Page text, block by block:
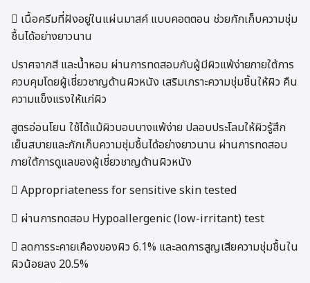
 เนื้อครีมที่ฝังอยู่ในแผ่นมาสค์ แบบคอตตอน ช่วยกักเก็บความชุ่ม
ชื้นได้อย่างยาวนาน
ปราศจากสี และน้ำหอม ผ่านการทดสอบกับผู้มีผิวแพ้ง่ายภายใต้การ
ควบคุมโดยผู้เชี่ยวชาญด้านผิวหนัง เสริมเกราะความชุ่มชิ้นให้ผิว คืน
ความแข็งแรงให้แก่ผิว
สูตรอ่อนโยน ใช้ได้แม้ผิวบอบบางแพ้ง่าย ปลอบประโลมให้ผิวรู้สึก
เย็นสบายและกักเก็บความชุ่มชื้นได้อย่างยาวนาน ผ่านการทดสอบ
ภายใต้การดูแลของผู้เชี่ยวชาญด้านผิวหนัง
 Appropriateness for sensitive skin tested
 ผ่านการทดสอบ Hypoallergenic (low-irritant) test
 ลดการระคายเคืองของผิว 6.1% และลดการสูญเสียความชุ่มชื้นใน
ผิวน้อยลง 20.5%